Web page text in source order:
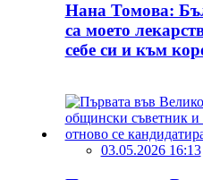
Нана Томова:
са моето
себе си и към
03.05.2026 16:13